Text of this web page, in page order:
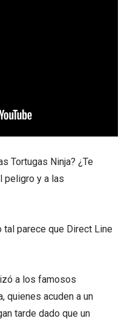
Tortugas Ninja? ¿Te
peligro y a las
tal parece que Direct Line
a los famosos
quienes acuden a un
tarde dado que un